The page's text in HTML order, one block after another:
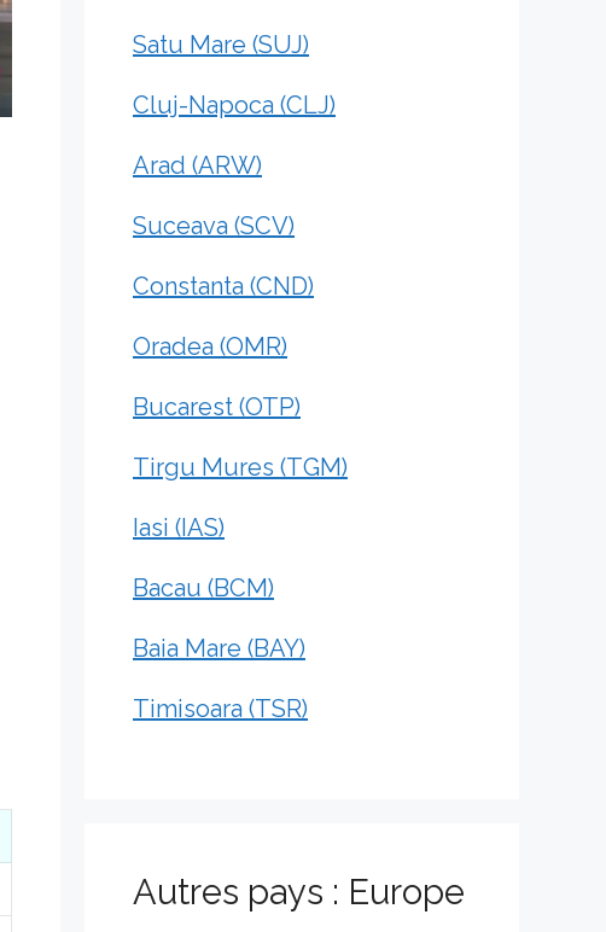
Satu Mare (SUJ)
Cluj-Napoca (CLJ)
Arad (ARW)
Suceava (SCV)
Constanta (CND)
Oradea (OMR)
Bucarest (OTP)
Tirgu Mures (TGM)
Iasi (IAS)
Bacau (BCM)
Baia Mare (BAY)
Timisoara (TSR)
Autres pays : Europe